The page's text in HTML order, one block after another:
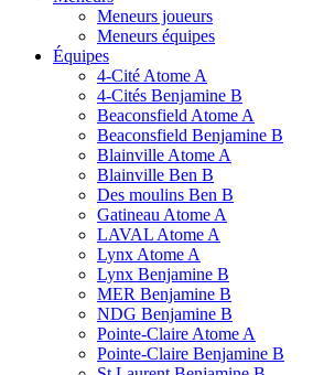
Meneurs joueurs
Meneurs équipes
Équipes
4-Cité Atome A
4-Cités Benjamine B
Beaconsfield Atome A
Beaconsfield Benjamine B
Blainville Atome A
Blainville Ben B
Des moulins Ben B
Gatineau Atome A
LAVAL Atome A
Lynx Atome A
Lynx Benjamine B
MER Benjamine B
NDG Benjamine B
Pointe-Claire Atome A
Pointe-Claire Benjamine B